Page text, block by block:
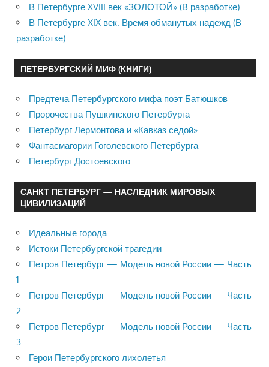
В Петербурге XVIII век «ЗОЛОТОЙ» (В разработке)
В Петербурге XIX век. Время обманутых надежд (В
разработке)
ПЕТЕРБУРГСКИЙ МИФ (КНИГИ)
Предтеча Петербургского мифа поэт Батюшков
Пророчества Пушкинского Петербурга
Петербург Лермонтова и «Кавказ седой»
Фантасмагории Гоголевского Петербурга
Петербург Достоевского
САНКТ ПЕТЕРБУРГ — НАСЛЕДНИК МИРОВЫХ
ЦИВИЛИЗАЦИЙ
Идеальные города
Истоки Петербургской трагедии
Петров Петербург — Модель новой России — Часть
1
Петров Петербург — Модель новой России — Часть
2
Петров Петербург — Модель новой России — Часть
3
Герои Петербургского лихолетья